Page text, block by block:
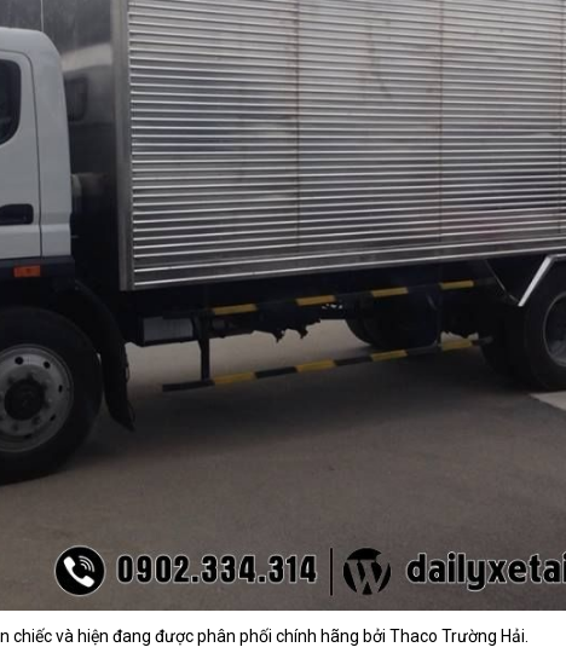
chiếc và hiện đang được phân phối chính hãng bởi Thaco Trường Hải.